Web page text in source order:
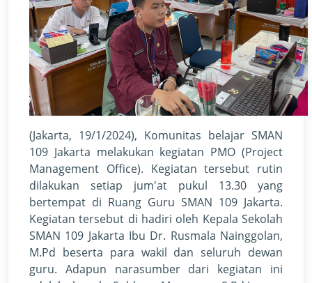
(Jakarta, 19/1/2024), Komunitas belajar SMAN
109 Jakarta melakukan kegiatan PMO (Project
Management Office). Kegiatan tersebut rutin
dilakukan setiap jum'at pukul 13.30 yang
bertempat di Ruang Guru SMAN 109 Jakarta.
Kegiatan tersebut di hadiri oleh Kepala Sekolah
SMAN 109 Jakarta Ibu Dr. Rusmala Nainggolan,
M.Pd beserta para wakil dan seluruh dewan
guru. Adapun narasumber dari kegiatan ini